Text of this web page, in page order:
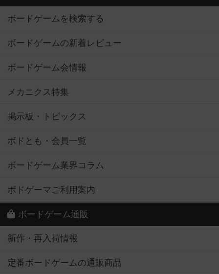
ボードゲームを検索する
ボードゲームの新着レビュー
ボードゲーム会情報
メカニクス特集
掲示板・トピックス
ボドとも・会員一覧
ボードゲーム業界コラム
ボドゲーマご利用案内
ボードゲーム通販
新作・再入荷情報
定番ボードゲームの通販商品